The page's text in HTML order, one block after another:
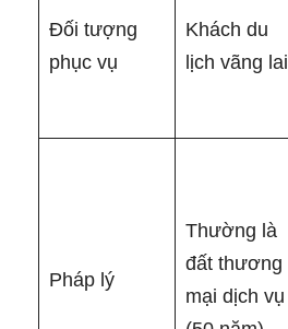
Đối tượng
phục vụ
Khách du
lịch vãng lai
Pháp lý
Thường là
đất thương
mại dịch vụ